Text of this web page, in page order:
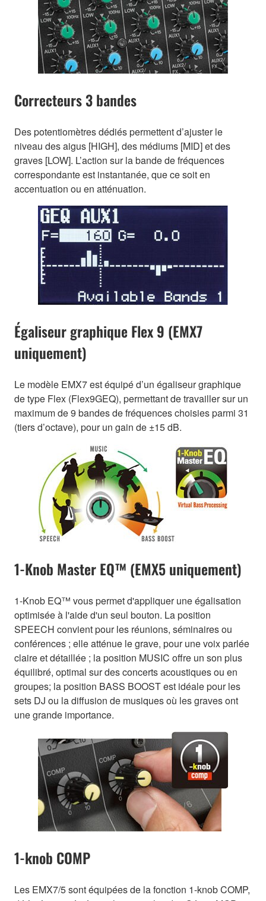
Correcteurs 3 bandes
Des potentiomètres dédiés permettent d’ajuster le
niveau des aigus [HIGH], des médiums [MID] et des
graves [LOW]. L’action sur la bande de fréquences
correspondante est instantanée, que ce soit en
accentuation ou en atténuation.
Égaliseur graphique Flex 9 (EMX7
uniquement)
Le modèle EMX7 est équipé d’un égaliseur graphique
de type Flex (Flex9GEQ), permettant de travailler sur un
maximum de 9 bandes de fréquences choisies parmi 31
(tiers d’octave), pour un gain de ±15 dB.
1-Knob Master EQ™ (EMX5 uniquement)
1-Knob EQ™ vous permet d'appliquer une égalisation
optimisée à l'aide d'un seul bouton. La position
SPEECH convient pour les réunions, séminaires ou
conférences ; elle atténue le grave, pour une voix parlée
claire et détaillée ; la position MUSIC offre un son plus
équilibré, optimal sur des concerts acoustiques ou en
groupes; la position BASS BOOST est idéale pour les
sets DJ ou la diffusion de musiques où les graves ont
une grande importance.
1-knob COMP
Les EMX7/5 sont équipées de la fonction 1-knob COMP,